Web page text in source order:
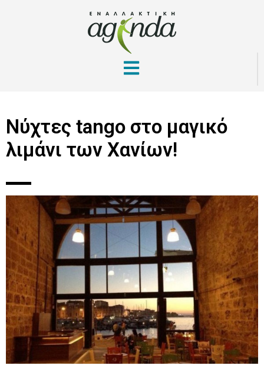
Νύχτες tango στο μαγικό
λιμάνι των Χανίων!